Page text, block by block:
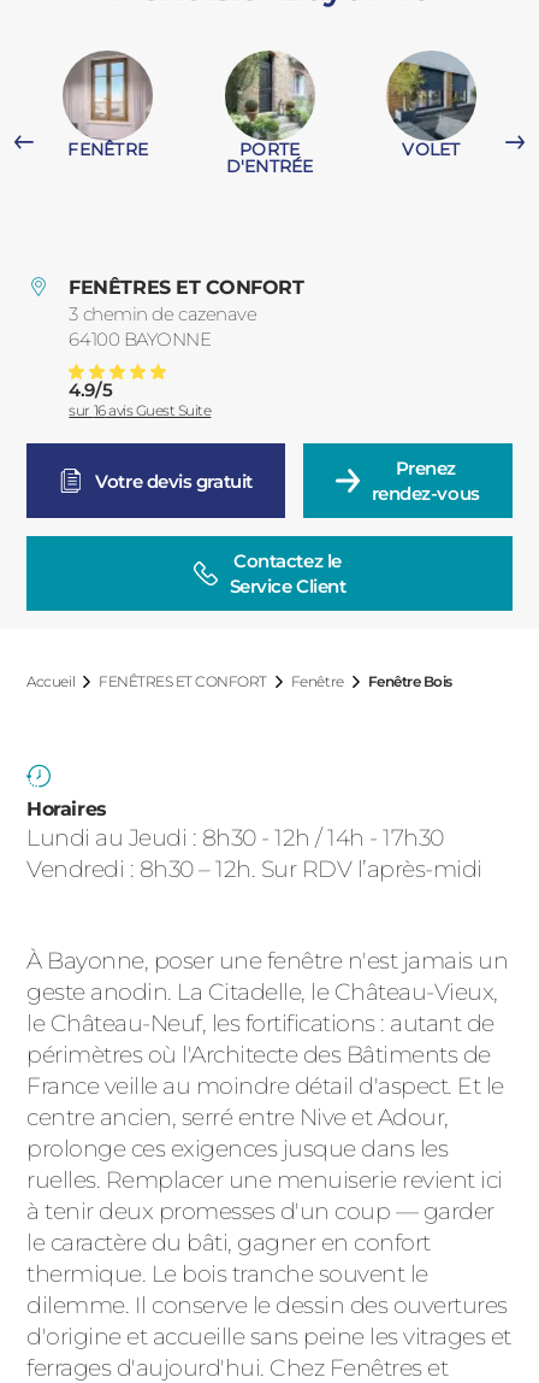
FENÊTRE PORTE
D'ENTRÉE
VOLET
FENÊTRES ET CONFORT
3 chemin de cazenave
64100 BAYONNE
France
Pose De Fenêtres Bois à Bayonne Et Dans Sa Région
Note moyenne :
4.9/5
sur 16avis Guest Suite
Votre devis gratuit
Prenez
rendez-vous
Contactez le
Service Client
Accueil FENÊTRES ET CONFORT Fenêtre Fenêtre Bois
Horaires
Lundi au Jeudi : 8h30 - 12h / 14h - 17h30
Vendredi : 8h30 – 12h. Sur RDV l’après-midi
À Bayonne, poser une fenêtre n'est jamais un
geste anodin. La Citadelle, le Château-Vieux,
le Château-Neuf, les fortifications : autant de
périmètres où l'Architecte des Bâtiments de
France veille au moindre détail d'aspect. Et le
centre ancien, serré entre Nive et Adour,
prolonge ces exigences jusque dans les
ruelles. Remplacer une menuiserie revient ici
à tenir deux promesses d'un coup — garder
le caractère du bâti, gagner en confort
thermique. Le bois tranche souvent le
dilemme. Il conserve le dessin des ouvertures
d'origine et accueille sans peine les vitrages et
ferrages d'aujourd'hui. Chez Fenêtres et
PVC
CARPORTS
CLÔTURES